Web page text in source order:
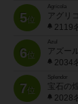
5位
Agricola
アグリ
2119
6位
Azul
アズー
2034
7位
Splendor
宝石の
2028